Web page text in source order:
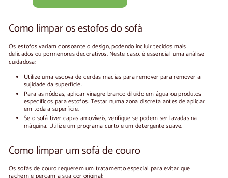
Como limpar os estofos do sofá
Os estofos variam consoante o design, podendo incluir tecidos mais
delicados ou pormenores decorativos. Neste caso, é essencial uma análise
cuidadosa:
Utilize uma escova de cerdas macias para remover para remover a
sujidade da superfície.
Para as nódoas, aplicar vinagre branco diluído em água ou produtos
específicos para estofos. Testar numa zona discreta antes de aplicar
em toda a superfície.
Se o sofá tiver capas amovíveis, verifique se podem ser lavadas na
máquina. Utilize um programa curto e um detergente suave.
Como limpar um sofá de couro
Os sofás de couro requerem um tratamento especial para evitar que